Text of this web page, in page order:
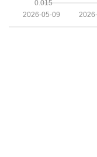
0.015
2026-05-09